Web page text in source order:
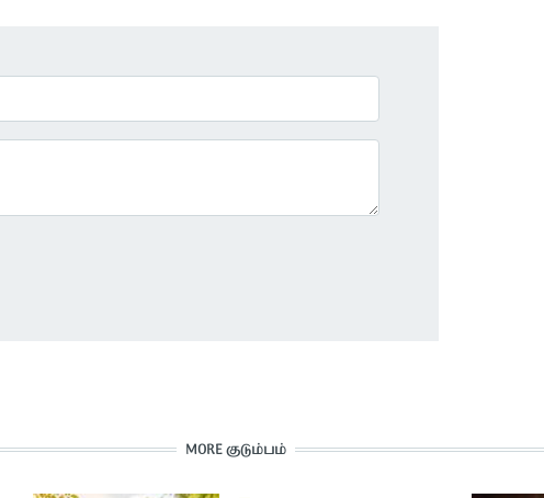
MORE குடும்பம்